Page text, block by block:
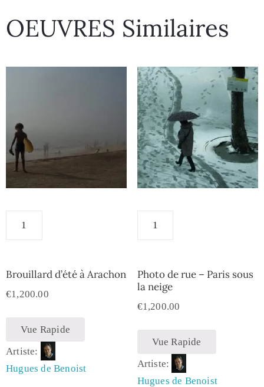
OEUVRES Similaires
Brouillard d’été à Arachon
€1,200.00
Vue Rapide
Artiste:
Hugues de Benoist
Photo de rue – Paris sous
la neige
€1,200.00
Vue Rapide
Artiste:
Hugues de Benoist